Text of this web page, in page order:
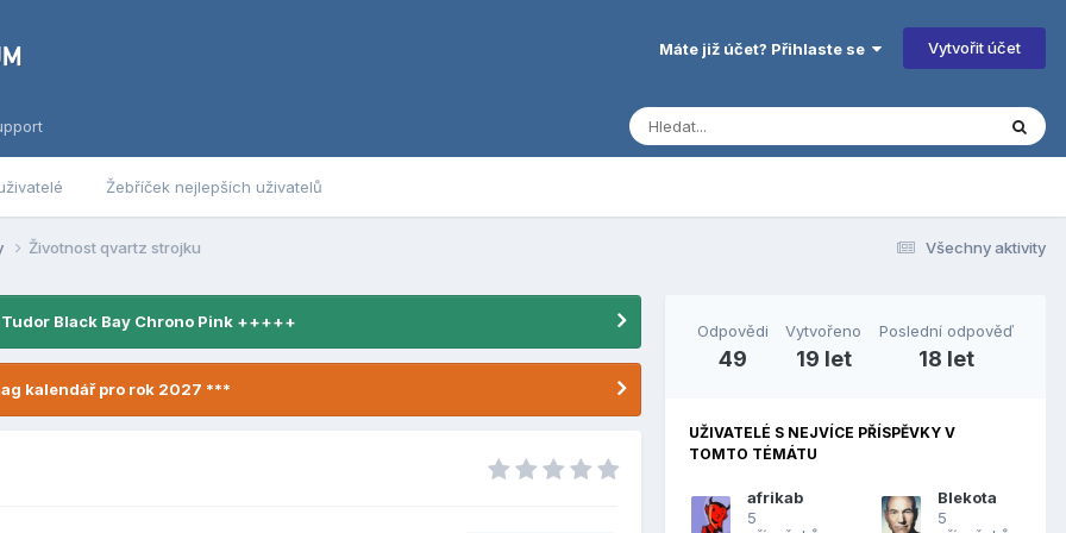
Máte již účet? Přihlaste se Vytvořit účet
Žebříček nejlepších uživatelů
Všechny aktivity
Životnost qvartz strojku
Black Bay Chrono Pink +++++
kalendář pro rok 2027 ***
Odpovědi
49
Vytvořeno
19 let
Poslední odpověď
18 let
UŽIVATELÉ S NEJVÍCE PŘÍSPĚVKY V
TOMTO TÉMÁTU
afrikab
5
Blekota
5